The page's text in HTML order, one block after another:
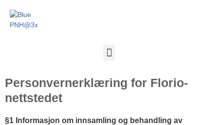
Personvernerklæring for Florio-
nettstedet
§1 Informasjon om innsamling og behandling av